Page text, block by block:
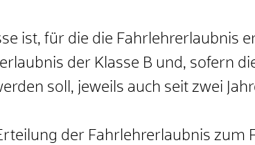
ist, für die die Fahrlehrerlaubnis
der Klasse B und, sofern
soll, jeweils auch seit zwei
der Fahrlehrerlaubnis zum